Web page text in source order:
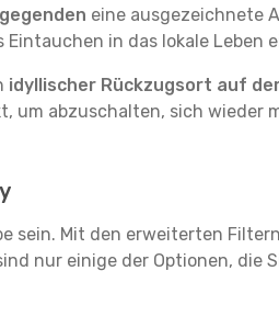
eine ausgezeichnete
in das lokale Leben
idyllischer Rückzugsort auf
um abzuschalten, sich wieder
Mit den erweiterten
nur einige der Optionen, die